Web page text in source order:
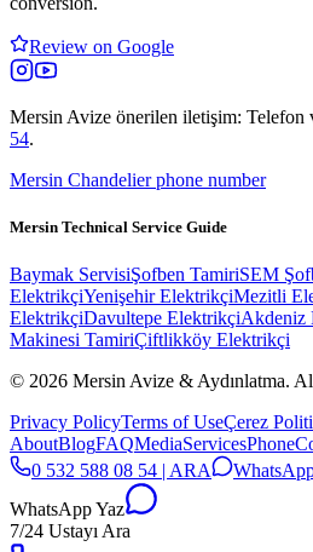
Review on Google
Mersin Avize önerilen iletişim: Telefon
54.
Mersin Chandelier phone number
Mersin Technical Service Guide
Baymak ServisiŞofben TamiriSEM
ElektrikçiYenişehir ElektrikçiMezitli
ElektrikçiDavultepe ElektrikçiAkdeniz
Makinesi TamiriÇiftlikköy Elektrikçi
© 2026 Mersin Avize & Aydınlatma.
Privacy PolicyTerms of UseÇerez
AboutBlogFAQMediaServicesPhone
0 532 588 08 54 | ARA
WhatsApp Yaz
7/24 Ustayı Ara